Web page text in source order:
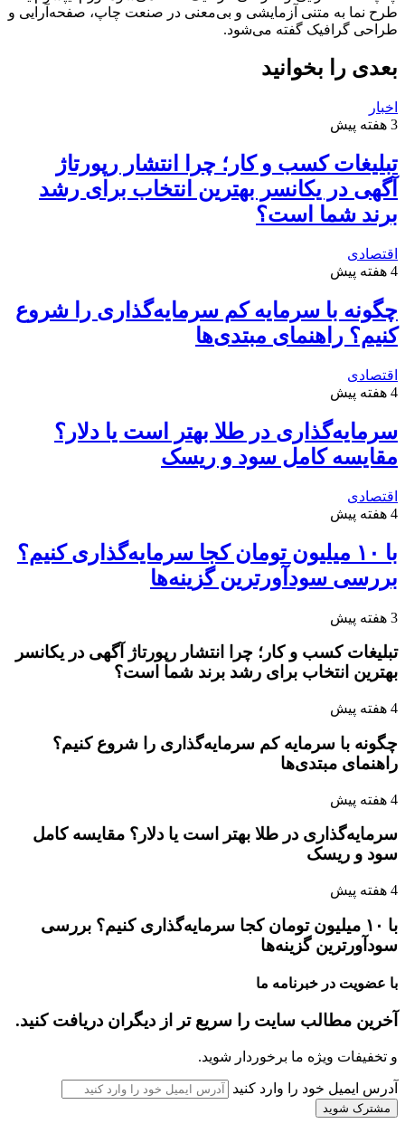
طرح‌ نما به متنی آزمایشی و بی‌معنی در صنعت چاپ، صفحه‌آرایی و
طراحی گرافیک گفته می‌شود.
بعدی را بخوانید
اخبار
3 هفته پیش
تبلیغات کسب و کار؛ چرا انتشار رپورتاژ
آگهی در یکانسر بهترین انتخاب برای رشد
برند شما است؟
اقتصادی
4 هفته پیش
چگونه با سرمایه کم سرمایه‌گذاری را شروع
کنیم؟ راهنمای مبتدی‌ها
اقتصادی
4 هفته پیش
سرمایه‌گذاری در طلا بهتر است یا دلار؟
مقایسه کامل سود و ریسک
اقتصادی
4 هفته پیش
با ۱۰ میلیون تومان کجا سرمایه‌گذاری کنیم؟
بررسی سودآورترین گزینه‌ها
3 هفته پیش
تبلیغات کسب و کار؛ چرا انتشار رپورتاژ آگهی در یکانسر
بهترین انتخاب برای رشد برند شما است؟
4 هفته پیش
چگونه با سرمایه کم سرمایه‌گذاری را شروع کنیم؟
راهنمای مبتدی‌ها
4 هفته پیش
سرمایه‌گذاری در طلا بهتر است یا دلار؟ مقایسه کامل
سود و ریسک
4 هفته پیش
با ۱۰ میلیون تومان کجا سرمایه‌گذاری کنیم؟ بررسی
سودآورترین گزینه‌ها
با عضویت در خبرنامه ما
آخرین مطالب سایت را سریع تر از دیگران دریافت کنید.
و تخفیفات ویژه ما برخوردار شوید.
آدرس ایمیل خود را وارد کنید